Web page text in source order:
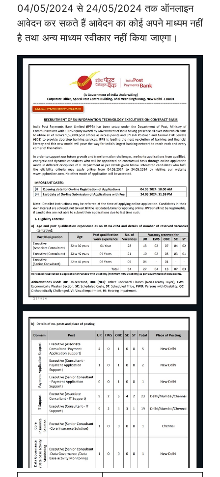
04/05/2024 से 24/05/2024 तक ऑनलाइन
आवेदन कर सकते हैं आवेदन का कोई अपने माध्यम नहीं
है तथा अन्य माध्यम स्वीकार नहीं किया जाएगा।